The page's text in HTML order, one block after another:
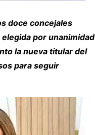
doce concejales
por unanimidad
la nueva titular del
para seguir